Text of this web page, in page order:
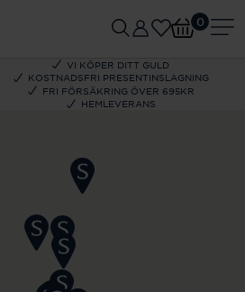
VI KÖPER DITT GULD
KOSTNADSFRI PRESENTINSLAGNING
FRI FÖRSÄKRING ÖVER 695KR
HEMLEVERANS
0